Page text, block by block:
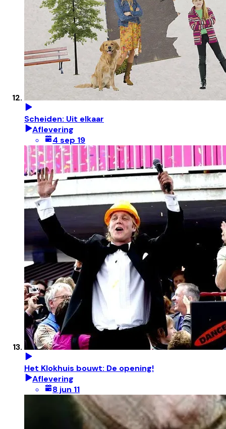
Scheiden: Uit elkaar
Aflevering
4 sep 19
Het Klokhuis bouwt: De opening!
Aflevering
8 jun 11